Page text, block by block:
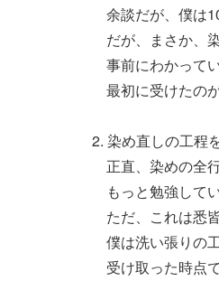
余談だが、僕は
だが、まさか、
事前にわかって
最初に受けたの
2. 染め直しの工程
正直、染めの全
もっと勉強して
ただ、これは悉
僕は洗い張りの
受け取った時点